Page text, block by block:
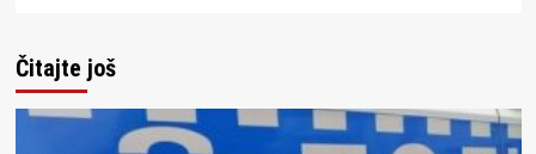
Čitajte još